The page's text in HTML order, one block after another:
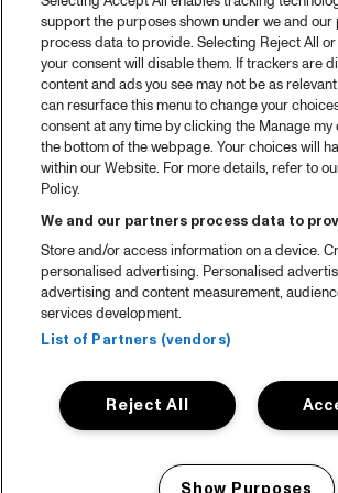
Spotify
Partners
Projects
Over North Sea Jazz
Concertagenda
Contact
Pers
Weet waar je koopt
Huisregels
Privacy statement
Accessibility Statement
support the purposes shown under we and
process data to provide. Selecting Reject All
your consent will disable them. If trackers are
content and ads you see may not be as
can resurface this menu to change your
consent at any time by clicking the Manage my
the bottom of the webpage. Your choices will
within our Website. For more details, refer to
Policy.
We and our partners process data to
Store and/or access information on a device.
personalised advertising. Personalised
advertising and content measurement,
services development.
List of Partners (vendors)
Reject All
Show Purposes